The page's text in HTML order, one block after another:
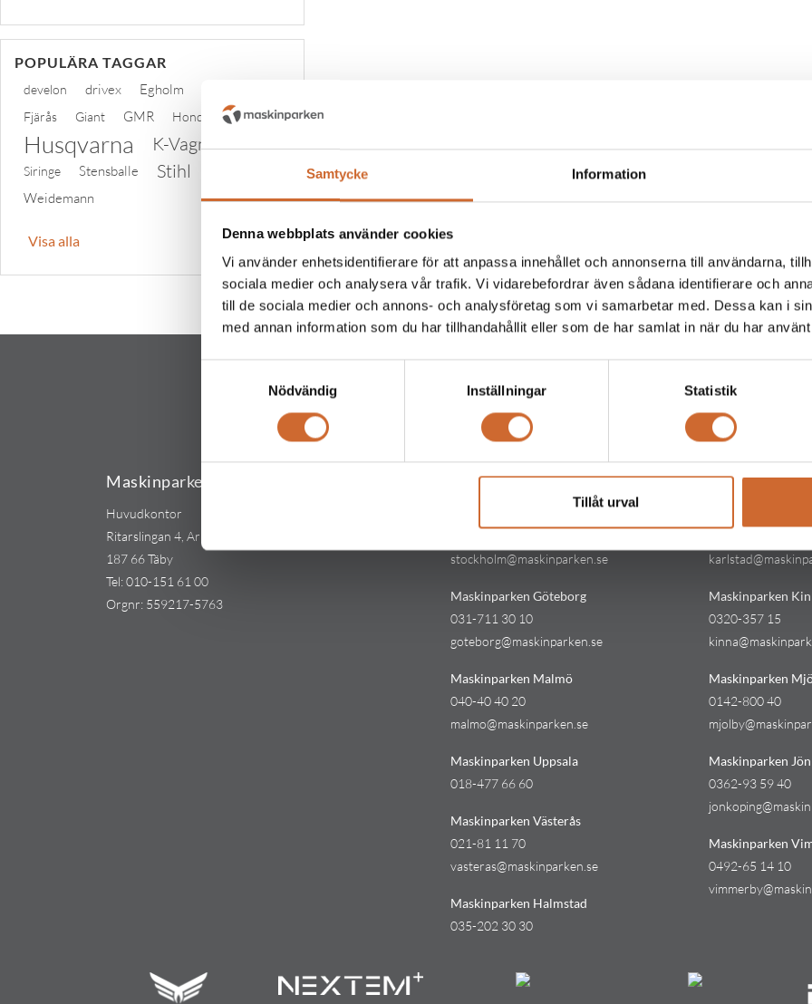
Samtycke Information
Denna webbplats använder cookies
Vi använder enhetsidentifierare för att anpassa innehållet och annonserna till användarna,
sociala medier och analysera vår trafik. Vi vidarebefordrar även sådana identifierare och
till de sociala medier och annons- och analysföretag som vi samarbetar med. Dessa kan i
med annan information som du har tillhandahållit eller som de har samlat in när du har
Nödvändig
Inställningar Statistik
Tillåt urval
POPULÄRA TAGGAR
develon drivex Egholm
Fjärås Giant GMR Honda
Husqvarna K-Vagnen
Siringe Stensballe Stihl
Weidemann
Visa alla
Maskinparken Sverige AB
Huvudkontor
Ritarslingan 4, Arninge Industriområde
187 66 Täby
Tel:010-151 61 00
Orgnr: 559217-5763
Kontakt
stockholm@maskinparken.se
Maskinparken Göteborg
031-711 30 10
goteborg@maskinparken.se
Maskinparken Malmö
040-40 40 20
malmo@maskinparken.se
Maskinparken Uppsala
018-477 66 60
Maskinparken Västerås
021-81 11 70
vasteras@maskinparken.se
Maskinparken Halmstad
035-202 30 30
Kontakt
Maskinparken
0320-357 15
Maskinparken
0142-800 40
Maskinparken
0362-93 59 40
Maskinparken
0492-65 14 10